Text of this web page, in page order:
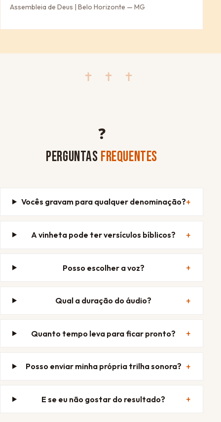
Assembleia de Deus | Belo Horizonte — MG
✝ ✝ ✝
❓
PERGUNTAS FREQUENTES
Vocês gravam para qualquer denominação?
A vinheta pode ter versículos bíblicos?
Posso escolher a voz?
Qual a duração do áudio?
Quanto tempo leva para ficar pronto?
Posso enviar minha própria trilha sonora?
E se eu não gostar do resultado?